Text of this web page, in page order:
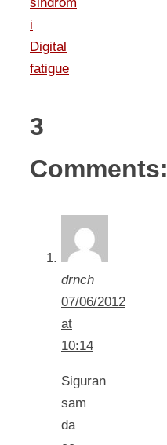
i
Digital
fatigue
3
Comments:
drnch
07/06/2012
at
10:14
Siguran
sam
da